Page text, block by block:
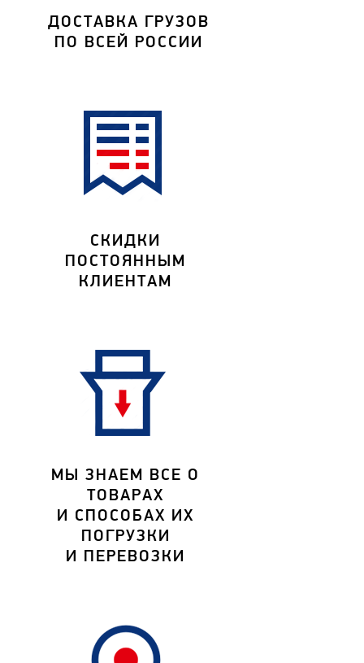
ДОСТАВКА ГРУЗОВ
ПО ВСЕЙ РОССИИ
СКИДКИ
ПОСТОЯННЫМ
КЛИЕНТАМ
МЫ ЗНАЕМ ВСЕ О
ТОВАРАХ
И СПОСОБАХ ИХ
ПОГРУЗКИ
И ПЕРЕВОЗКИ